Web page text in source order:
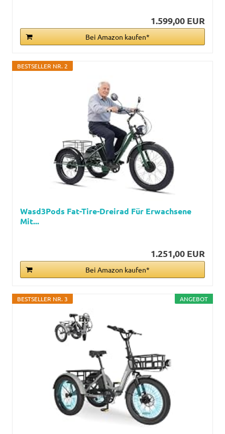
1.599,00 EUR
Bei Amazon kaufen*
BESTSELLER NR. 2
Wasd3Pods Fat-Tire-Dreirad Für Erwachsene
Mit...
1.251,00 EUR
Bei Amazon kaufen*
ANGEBOT
BESTSELLER NR. 3